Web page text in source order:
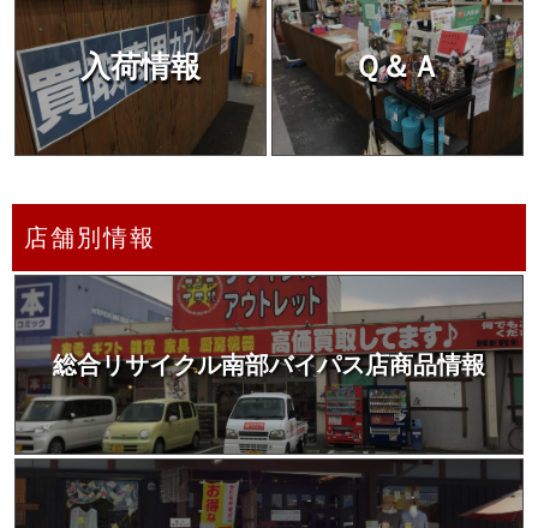
入荷情報 Ｑ＆Ａ
店舗別情報
総合リサイクル南部バイパス店商品情報